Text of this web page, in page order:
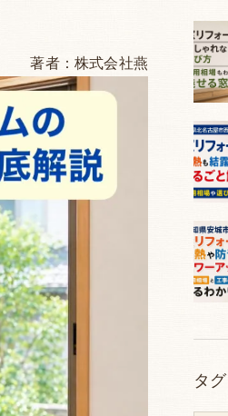
リモートコントローラー取扱説明書
著者：株式会社燕
タグ